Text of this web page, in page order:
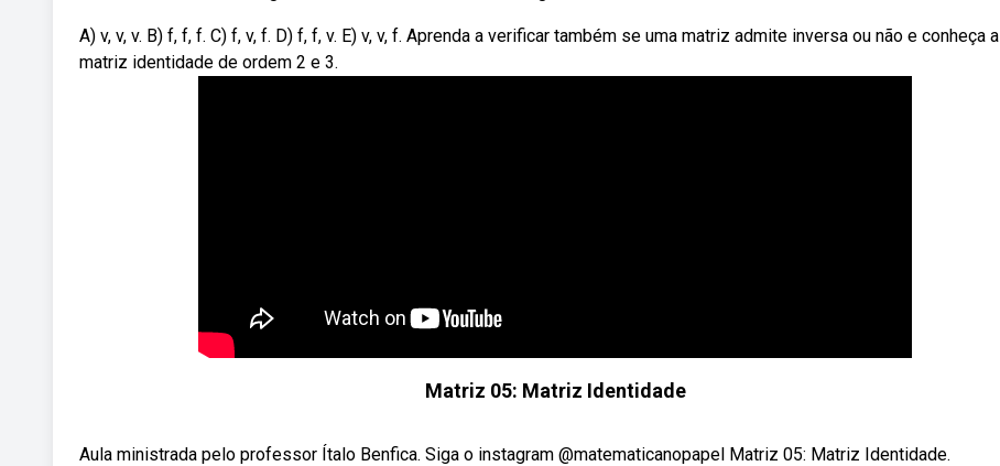
A) v, v, v. B) f, f, f. C) f, v, f. D) f, f, v. E) v, v, f. Aprenda a verificar também se uma matriz admite inversa ou não e conheça a
matriz identidade de ordem 2 e 3.
Matriz 05: Matriz Identidade
Aula ministrada pelo professor Ítalo Benfica. Siga o instagram @matematicanopapel Matriz 05: Matriz Identidade.